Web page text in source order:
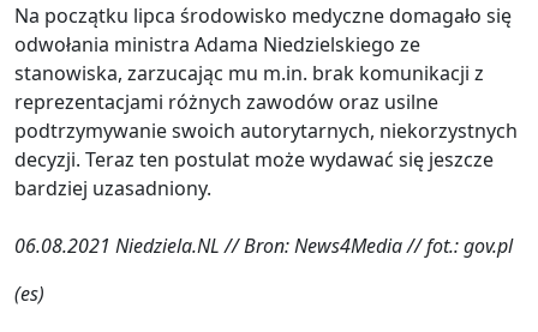
Na początku lipca środowisko medyczne domagało się
odwołania ministra Adama Niedzielskiego ze
stanowiska, zarzucając mu m.in. brak komunikacji z
reprezentacjami różnych zawodów oraz usilne
podtrzymywanie swoich autorytarnych, niekorzystnych
decyzji. Teraz ten postulat może wydawać się jeszcze
bardziej uzasadniony.
06.08.2021 Niedziela.NL // Bron: News4Media // fot.: gov.pl
(es)